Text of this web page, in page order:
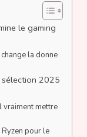
le gaming
la donne
sélection 2025
vraiment mettre
pour le